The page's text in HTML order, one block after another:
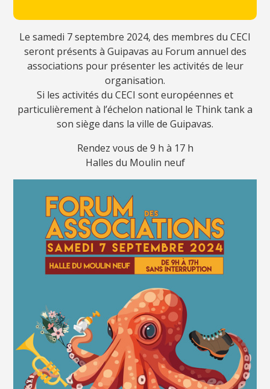
Le samedi 7 septembre 2024, des membres du CECI
seront présents à Guipavas au Forum annuel des
associations pour présenter les activités de leur
organisation.
Si les activités du CECI sont européennes et
particulièrement à l’échelon national le Think tank a
son siège dans la ville de Guipavas.
Rendez vous de 9 h à 17 h
Halles du Moulin neuf